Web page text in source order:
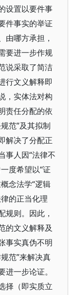
设置以要件事
件事实的举证
由哪方承担，
要进一步作规
说采取了简洁
行文义解释即
，实体法对构
责任分配的依
范”及其拟制
解决了分配正
事人因“法律不
度希望以“证
念法学“逻辑
的正当化理
规则。因此，
的文义解释及
事实真伪不明
范”来解决真
一步论证。
择（即实质立